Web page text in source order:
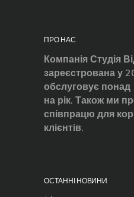
ПРО НАС
Компанія Студія
зареєстрована у
обслуговує понад
на рік. Також ми
співпрацю для
клієнтів.
ОСТАННІ НОВИНИ